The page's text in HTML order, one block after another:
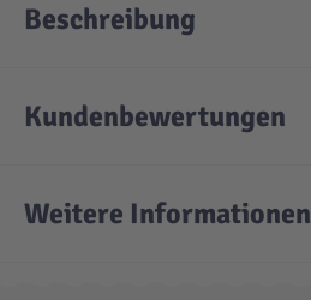
Beschreibung
Kundenbewertungen
Weitere Informationen